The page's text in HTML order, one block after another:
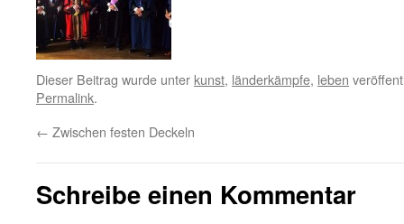
Dieser Beitrag wurde unter kunst, länderkämpfe, leben
Permalink.
← Zwischen festen Deckeln
Schreibe einen Kommentar